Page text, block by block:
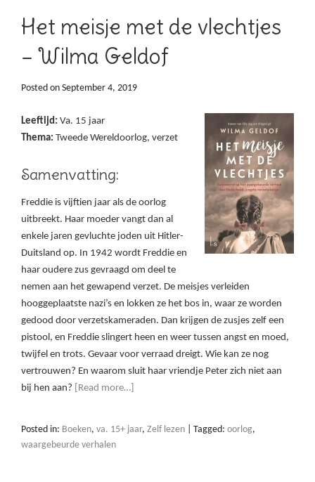
Het meisje met de vlechtjes
– Wilma Geldof
Posted on September 4, 2019
Leeftijd: Va. 15 jaar
Thema: Tweede Wereldoorlog, verzet
Samenvatting:
Freddie is vijftien jaar als de oorlog
uitbreekt. Haar moeder vangt dan al
enkele jaren gevluchte joden uit Hitler-
Duitsland op. In 1942 wordt Freddie en
haar oudere zus gevraagd om deel te
nemen aan het gewapend verzet. De meisjes verleiden
hooggeplaatste nazi’s en lokken ze het bos in, waar ze worden
gedood door verzetskameraden. Dan krijgen de zusjes zelf een
pistool, en Freddie slingert heen en weer tussen angst en moed,
twijfel en trots. Gevaar voor verraad dreigt. Wie kan ze nog
vertrouwen? En waarom sluit haar vriendje Peter zich niet aan
bij hen aan?
[Read more…]
Posted in: Boeken, va. 15+ jaar, Zelf lezen Tagged: oorlog,
waargebeurde verhalen